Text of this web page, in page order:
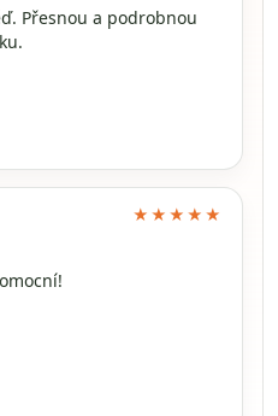
Přesnou a podrobnou
★★★★★